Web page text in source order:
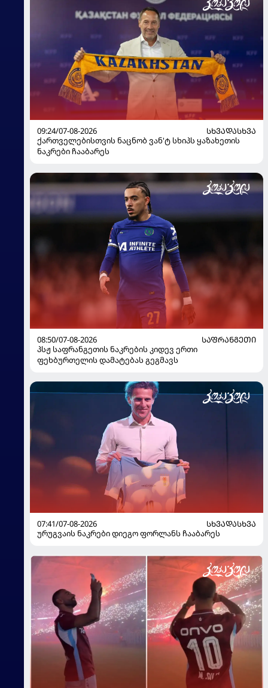
09:24/07-08-2026
ᲡᲮᲕᲐᲓᲐᲡᲮᲕᲐ
ქართველებისთვის ნაცნობ ვან'ტ სხიპს ყაზახეთის
ნაკრები ჩააბარეს
08:50/07-08-2026
ᲡᲐᲤᲠᲐᲜᲒᲔᲗᲘ
პსჟ საფრანგეთის ნაკრების კიდევ ერთი
ფეხბურთელის დამატებას გეგმავს
07:41/07-08-2026
ᲡᲮᲕᲐᲓᲐᲡᲮᲕᲐ
ურუგვაის ნაკრები დიეგო ფორლანს ჩააბარეს